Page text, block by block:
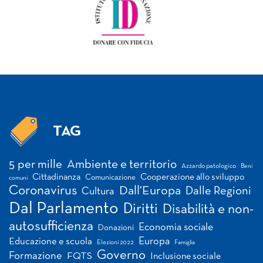
TAG
5 per mille Ambiente e territorio Azzardo patologico Beni
comuni Cittadinanza Comunicazione Cooperazione allo sviluppo
Coronavirus Cultura Dall'Europa Dalle Regioni
Dal Parlamento Diritti
Disabilità e non-
autosufficienza
Donazioni Economia sociale
Educazione e scuola Elezioni 2022 Europa Famiglia
Formazione FQTS Governo Inclusione sociale